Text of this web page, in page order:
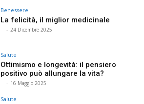
Benessere
La felicità, il miglior medicinale
- 24 Dicembre 2025
Salute
Ottimismo e longevità: il pensiero
positivo può allungare la vita?
- 16 Maggio 2025
Salute